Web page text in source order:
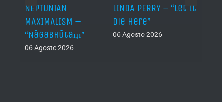
NEPTUNIAN
MAXIMALISM –
“Nāgabhūtaṃ”
06 Agosto 2026
LINDA PERRY – “Let It
Die Here”
06 Agosto 2026